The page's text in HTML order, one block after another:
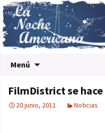
Menú
FilmDistrict se hace
20 junio, 2011 Noticias